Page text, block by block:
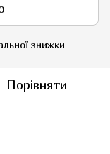
знижки
Порівняти